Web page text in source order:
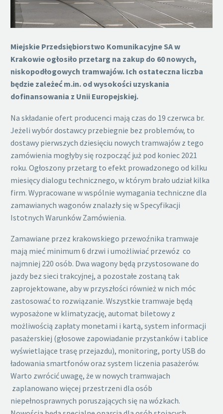
Miejskie Przedsiębiorstwo Komunikacyjne SA w
Krakowie ogłosiło przetarg na zakup do 60 nowych,
niskopodłogowych tramwajów. Ich ostateczna liczba
będzie zależeć m.in. od wysokości uzyskania
dofinansowania z Unii Europejskiej.
Na składanie ofert producenci mają czas do 19 czerwca br.
Jeżeli wybór dostawcy przebiegnie bez problemów, to
dostawy pierwszych dziesięciu nowych tramwajów z tego
zamówienia mogłyby się rozpocząć już pod koniec 2021
roku. Ogłoszony przetarg to efekt prowadzonego od kilku
miesięcy dialogu technicznego, w którym brało udział kilka
firm. Wypracowane w wspólnie wymagania techniczne dla
zamawianych wagonów znalazły się w Specyfikacji
Istotnych Warunków Zamówienia.
Zamawiane przez krakowskiego przewoźnika tramwaje
mają mieć minimum 6 drzwi i umożliwiać przewóz co
najmniej 220 osób. Dwa wagony będą przystosowane do
jazdy bez sieci trakcyjnej, a pozostałe zostaną tak
zaprojektowane, aby w przyszłości również w nich móc
zastosować to rozwiązanie. Wszystkie tramwaje będą
wyposażone w klimatyzację, automat biletowy z
możliwością zapłaty monetami i kartą, system informacji
pasażerskiej (głosowe zapowiadanie przystanków i tablice
wyświetlające trasę przejazdu), monitoring, porty USB do
ładowania smartfonów oraz system liczenia pasażerów.
Warto zwrócić uwagę, że w nowych tramwajach
zaplanowano więcej przestrzeni dla osób
niepełnosprawnych poruszających się na wózkach.